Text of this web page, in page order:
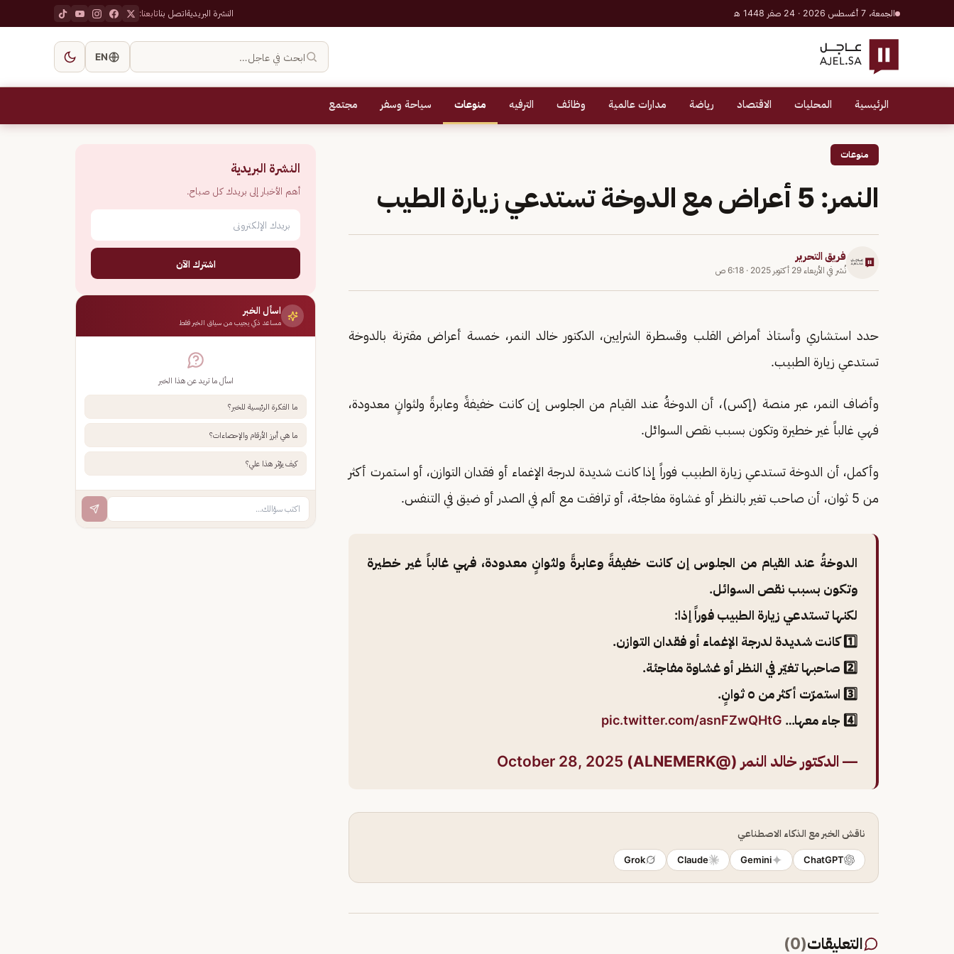
الجمعة، 7 أغسطس 2026 · 24 صفر 1448 هـ النشرة البريديةاتصل بناتابعنا:
ابحث في عاجل… EN
الرئيسية المحليات الاقتصاد رياضة مدارات عالمية وظائف الترفيه منوعات سياحة وسفر مجتمع
منوعات
النمر: 5 أعراض مع الدوخة تستدعي زيارة الطيب
فريق التحرير
نُشر في الأربعاء 29 أكتوبر 2025 · 6:18 ص
حدد استشاري وأستاذ أمراض القلب وقسطرة الشرايين، الدكتور خالد النمر، خمسة أعراض مقترنة بالدوخة
تستدعي زيارة الطبيب.
وأضاف النمر، عبر منصة (إكس)، أن الدوخةُ عند القيام من الجلوس إن كانت خفيفةً وعابرةً ولثوانٍ معدودة،
فهي غالباً غير خطيرة وتكون بسبب نقص السوائل.
وأكمل، أن الدوخة تستدعي زيارة الطبيب فوراً إذا كانت شديدة لدرجة الإغماء أو فقدان التوازن، أو استمرت أكثر
من 5 ثوان، أن صاحب تغير بالنظر أو غشاوة مفاجئة، أو ترافقت مع ألم في الصدر أو ضيق في التنفس.
الدوخةُ عند القيام من الجلوس إن كانت خفيفةً وعابرةً ولثوانٍ معدودة، فهي غالباً غير خطيرة
وتكون بسبب نقص السوائل.
لكنها تستدعي زيارة الطبيب فوراً إذا:
1️⃣ كانت شديدة لدرجة الإغماء أو فقدان التوازن.
2️⃣ صاحبها تغيّر في النظر أو غشاوة مفاجئة.
3️⃣ استمرّت أكثر من ٥ ثوانٍ.
4️⃣ جاء معها…
pic.twitter.com/asnFZwQHtG
— الدكتور خالد النمر (@ALNEMERK) October 28, 2025
ناقش الخبر مع الذكاء الاصطناعي
ChatGPT
Gemini
Claude
Grok
التعليقات(
0
)
النشرة البريدية
أهم الأخبار إلى بريدك كل صباح.
اشترك الآن
اسأل الخبر
مساعد ذكي يجيب من سياق الخبر فقط
اسأل ما تريد عن هذا الخبر
ما الفكرة الرئيسية للخبر؟
ما هي أبرز الأرقام والإحصاءات؟
كيف يؤثر هذا علي؟